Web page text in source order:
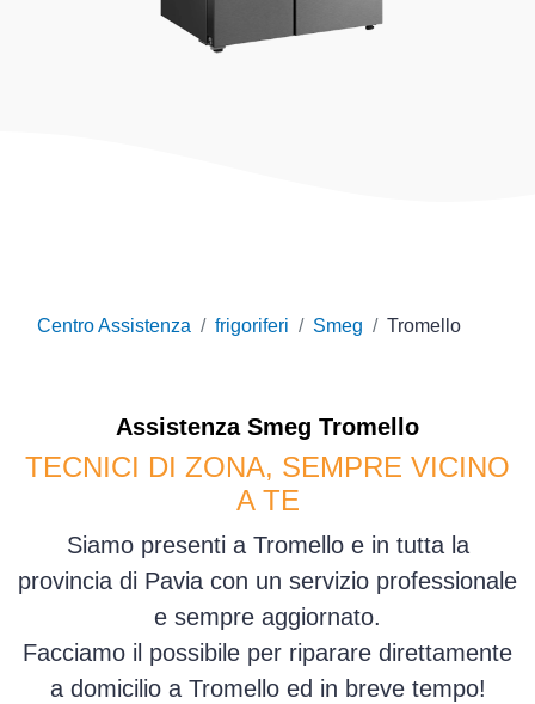
Centro Assistenza frigoriferi Smeg Tromello
Assistenza Smeg Tromello
TECNICI DI ZONA, SEMPRE VICINO
A TE
Siamo presenti a Tromello e in tutta la
provincia di Pavia con un servizio professionale
e sempre aggiornato.
Facciamo il possibile per riparare direttamente
a domicilio a Tromello ed in breve tempo!